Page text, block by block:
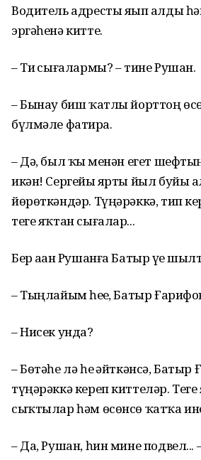
Водитель адресты яҙып алды
эргәһенә китте.
– Тиҙ сығалармы? – тине Рушан.
– Бынау биш ҡатлы йорттоң
бүлмәле фатирҙа.
– Дә, был ҡыҙ менән егет
икән! Сергейҙы ярты йыл буйы
йөрөткәндәр. Түңәрәккә, тип
теге яҡтан сығалар...
Бер аҙҙан Рушанға Батыр үҙе
– Тыңлайым һеҙҙе, Батыр
– Нисек унда?
– Бөтәһе лә һеҙ әйткәнсә, Батыр
түңәрәккә кереп киттеләр.
сыҡтылар һәм өсөнсө ҡатҡа
– Да, Рушан, һин мине подвел...